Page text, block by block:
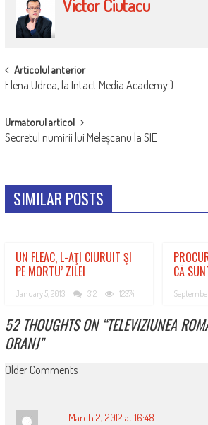
Victor Ciutacu
POST
NAVIGATION
Articolul anterior
Elena Udrea, la Intact Media Academy:)
Urmatorul articol
Secretul numirii lui Meleşcanu la SIE
SIMILAR POSTS
UN FLEAC, L-AŢI CIURUIT ŞI
PE MORTU’ ZILEI
January 5, 2013 312 12374
CĂ
September
52 THOUGHTS ON “TELEVIZIUNEA
ORANJ”
COMMENT
Older Comments
March 2, 2012 at 16:48